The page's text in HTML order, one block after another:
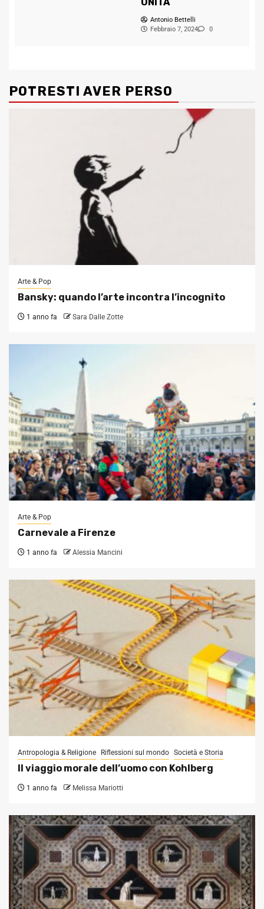
Antonio Bettelli
Febbraio 7, 2024
0
POTRESTI AVER PERSO
Arte & Pop
Bansky: quando l’arte incontra l’incognito
1 anno fa Sara Dalle Zotte
Arte & Pop
Carnevale a Firenze
1 anno fa Alessia Mancini
Antropologia & Religione Riflessioni sul mondo Società e Storia
Il viaggio morale dell’uomo con Kohlberg
1 anno fa Melissa Mariotti